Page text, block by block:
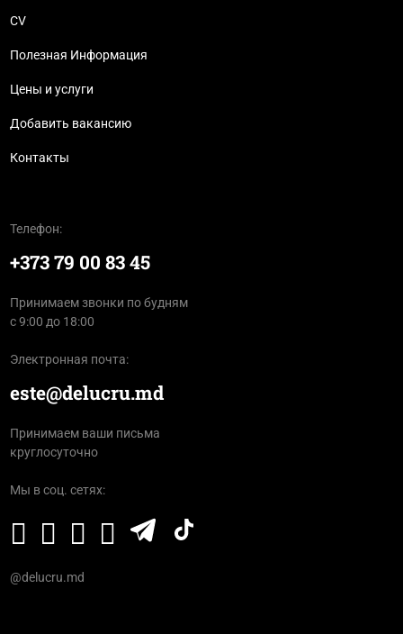
CV
Полезная Информация
Цены и услуги
Добавить вакансию
Контакты
Телефон:
+373 79 00 83 45
Принимаем звонки по будням
с 9:00 до 18:00
Электронная почта:
este@delucru.md
Принимаем ваши письма
круглосуточно
Мы в соц. сетях:
@delucru.md